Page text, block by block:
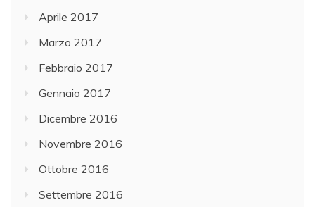
Aprile 2017
Marzo 2017
Febbraio 2017
Gennaio 2017
Dicembre 2016
Novembre 2016
Ottobre 2016
Settembre 2016